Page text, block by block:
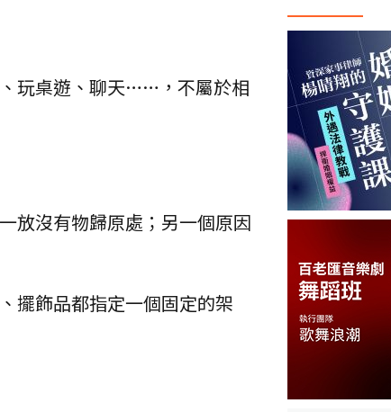
玩桌遊、聊天……，不屬於相
放沒有物歸原處；另一個原因
擺飾品都指定一個固定的架